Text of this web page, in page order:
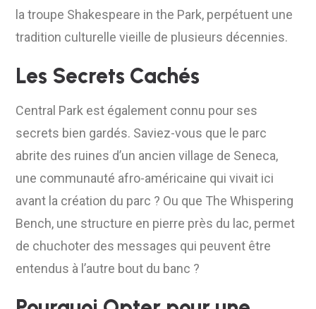
la troupe Shakespeare in the Park, perpétuent une
tradition culturelle vieille de plusieurs décennies.
Les Secrets Cachés
Central Park est également connu pour ses
secrets bien gardés. Saviez-vous que le parc
abrite des ruines d’un ancien village de Seneca,
une communauté afro-américaine qui vivait ici
avant la création du parc ? Ou que The Whispering
Bench, une structure en pierre près du lac, permet
de chuchoter des messages qui peuvent être
entendus à l’autre bout du banc ?